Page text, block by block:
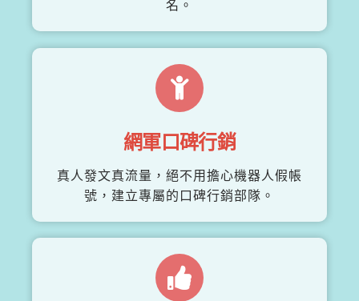
名。
網軍口碑行銷
真人發文真流量，絕不用擔心機器人假帳
號，建立專屬的口碑行銷部隊。